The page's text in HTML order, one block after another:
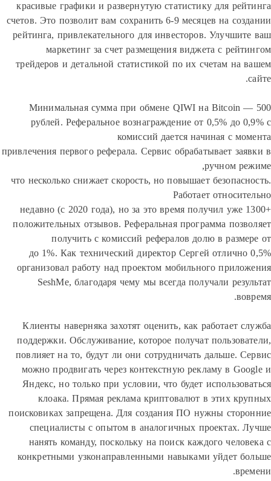
красивые графики и развернутую статистику для
счетов. Это позволит вам сохранить 6-9 месяцев на
рейтинга, привлекательного для инвесторов.
маркетинг за счет размещения виджета с
трейдеров и детальной статистикой по их счетам
Минимальная сумма при обмене QIWI на
рублей. Реферальное вознаграждение от 0,5% до
комиссий дается начиная с
привлечения первого реферала. Сервис обрабатывает
ручном
что несколько снижает скорость, но повышает
Работает
недавно (с 2020 года), но за это время получил
положительных отзывов. Реферальная программа
получить с комиссий рефералов долю в
0,5% до 1%. Как технический директор Сергей
организовал работу над проектом мобильного
SeshMe, благодаря чему мы всегда получали
Клиенты наверняка захотят оценить, как работает
поддержки. Обслуживание, которое получат
повлияет на то, будут ли они сотрудничать дальше.
можно продвигать через контекстную рекламу в
Яндекс, но только при условии, что будет
клоака. Прямая реклама криптовалют в этих
поисковиках запрещена. Для создания ПО нужны
специалисты с опытом в аналогичных
нанять команду, поскольку на поиск каждого
конкретными узконаправленными навыками уйдет